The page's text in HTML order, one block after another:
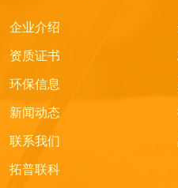
企业介绍
资质证书
环保信息
新闻动态
联系我们
拓普联科